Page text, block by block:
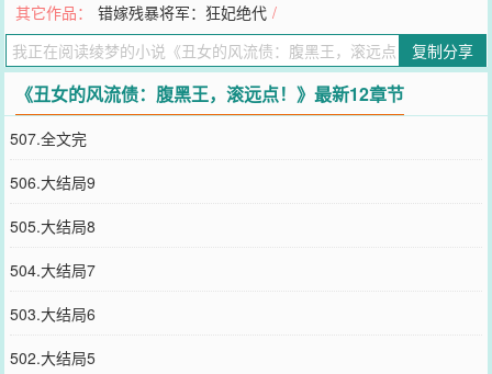
这么想的，其实我也是为了演一场戏而已！放心，我绝对不会对你这
样的货色假戏真做的，像你这样的男...
您要是觉得《丑女的风流债：腹黑王，滚远点！》还不错的话请不要
忘记向您QQ群和微博微信里的朋友推荐哦！
其它作品： 错嫁残暴将军：狂妃绝代 /
复制分享
《丑女的风流债：腹黑王，滚远点！》最新12章节
507.全文完
506.大结局9
505.大结局8
504.大结局7
503.大结局6
502.大结局5